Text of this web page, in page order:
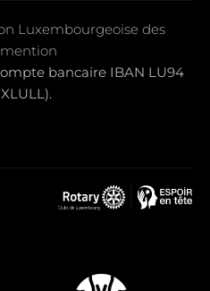
Luxembourgeoise des
bancaire IBAN LU94